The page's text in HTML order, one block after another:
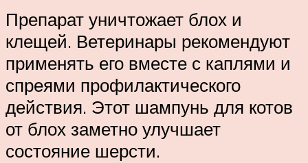
Препарат уничтожает блох и
клещей. Ветеринары рекомендуют
применять его вместе с каплями и
спреями профилактического
действия. Этот шампунь для котов
от блох заметно улучшает
состояние шерсти.